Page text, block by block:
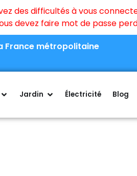
des difficultés à vous
devez faire mot de passe
France métropolitaine
Jardin Électricité Blog